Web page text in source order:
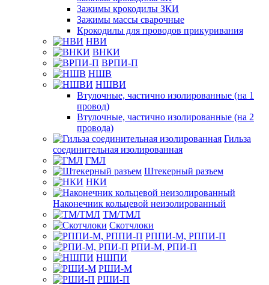
Зажимы крокодилы ЗКИ
Зажимы массы сварочные
Крокодилы для проводов прикуривания
НВИ
ВНКИ
ВРПИ-П
НШВ
НШВИ
Втулочные, частично изолированные (на 1
провод)
Втулочные, частично изолированные (на 2
провода)
Гильза
соединительная изолированная
ГМЛ
Штекерный разъем
НКИ
Наконечник кольцевой неизолированный
ТМ/ТМЛ
Скотчлоки
РППИ-М, РППИ-П
РПИ-М, РПИ-П
НШПИ
РШИ-М
РШИ-П